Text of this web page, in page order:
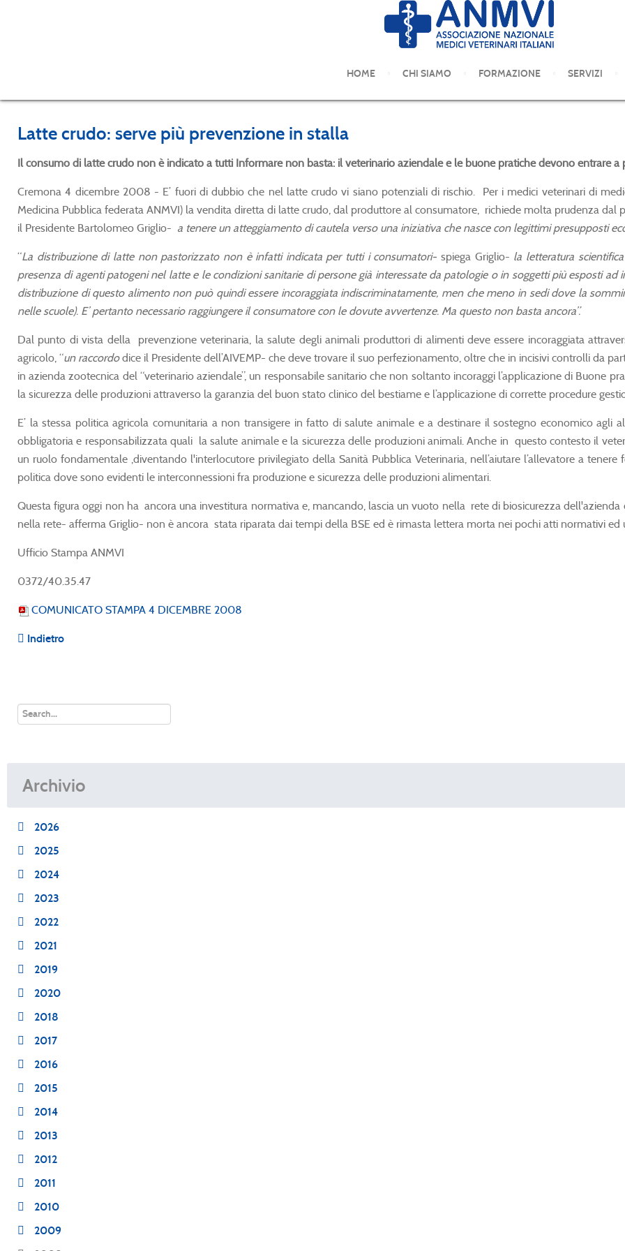
HOME CHI SIAMO FORMAZIONE SERVIZI
COMUNICATI STAMPA
Latte crudo: serve più prevenzione in stalla
Il consumo di latte crudo non è indicato a tutti Informare non basta: il veterinario aziendale e le buone pratiche devono entrare
Cremona 4 dicembre 2008 - E’ fuori di dubbio che nel latte crudo vi siano potenziali di rischio. Per i medici veterinari di
Medicina Pubblica federata ANMVI) la vendita diretta di latte crudo, dal produttore al consumatore, richiede molta prudenza dal
il Presidente Bartolomeo Griglio- a tenere un atteggiamento di cautela verso una iniziativa che nasce con legittimi presupposti
“La distribuzione di latte non pastorizzato non è infatti indicata per tutti i consumatori- spiega Griglio- la letteratura
presenza di agenti patogeni nel latte e le condizioni sanitarie di persone già interessate da patologie o in soggetti più esposti
distribuzione di questo alimento non può quindi essere incoraggiata indiscriminatamente, men che meno in sedi dove la
nelle scuole). E’ pertanto necessario raggiungere il consumatore con le dovute avvertenze. Ma questo non basta ancora”.
Dal punto di vista della prevenzione veterinaria, la salute degli animali produttori di alimenti deve essere incoraggiata
agricolo, “un raccordodice il Presidente dell’AIVEMP- che deve trovare il suo perfezionamento, oltre che in incisivi controlli da
in azienda zootecnica del “veterinario aziendale”, un responsabile sanitario che non soltanto incoraggi l’applicazione di Buone
la sicurezza delle produzioni attraverso la garanzia del buon stato clinico del bestiame e l’applicazione di corrette procedure
E’ la stessa politica agricola comunitaria a non transigere in fatto di salute animale e a destinare il sostegno economico agli
obbligatoria e responsabilizzata quali la salute animale e la sicurezza delle produzioni animali. Anche in questo contesto il
un ruolo fondamentale ,diventando l'interlocutore privilegiato della Sanità Pubblica Veterinaria, nell’aiutare l’allevatore a
politica dove sono evidenti le interconnessioni fra produzione e sicurezza delle produzioni alimentari.
Questa figura oggi non ha ancora una investitura normativa e, mancando, lascia un vuoto nella rete di biosicurezza
nella rete- afferma Griglio- non è ancora stata riparata dai tempi della BSE ed è rimasta lettera morta nei pochi atti normativi ed
Ufficio Stampa ANMVI
0372/40.35.47
COMUNICATO STAMPA 4 DICEMBRE 2008
Indietro
Archivio
2026
2025
2024
2023
2022
2021
2019
2020
2018
2017
2016
2015
2014
2013
2012
2011
2010
2009